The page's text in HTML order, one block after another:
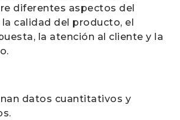
diferentes aspectos del
calidad del producto, el
la atención al cliente y la
datos cuantitativos y